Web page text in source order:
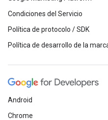
Condiciones del Servicio
Política de protocolo / SDK
Política de desarrollo de la
Android
Chrome